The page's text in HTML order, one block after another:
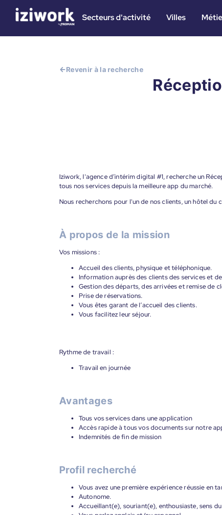
Secteurs d'activité Villes
Revenir à la recherche
Iziwork, l'agence d’intérim digital #1, recherche un
tous nos services depuis la meilleure app du marché.
Nous recherchons pour l'un de nos clients, un hôtel
À propos de la mission
Vos missions :
Accueil des clients, physique et téléphonique.
Information auprès des clients des services et
Gestion des départs, des arrivées et remise de
Prise de réservations.
Vous êtes garant de l’accueil des clients.
Vous facilitez leur séjour.
Rythme de travail :
Travail en journée
Avantages
Tous vos services dans une application
Accès rapide à tous vos documents sur notre
Indemnités de fin de mission
Profil recherché
Vous avez une première expérience réussie en
Autonome.
Accueillant(e), souriant(e), enthousiaste, sens